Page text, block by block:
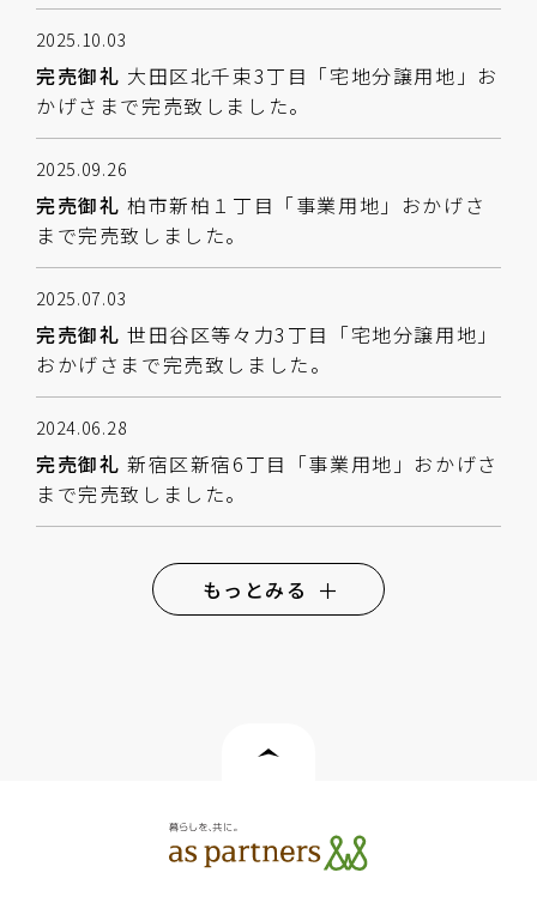
2025.10.03
完売御礼 大田区北千束3丁目「宅地分譲用地」お
かげさまで完売致しました。
2025.09.26
完売御礼 柏市新柏１丁目「事業用地」おかげさ
まで完売致しました。
2025.07.03
完売御礼 世田谷区等々力3丁目「宅地分譲用地」
おかげさまで完売致しました。
2024.06.28
完売御礼 新宿区新宿6丁目「事業用地」おかげさ
まで完売致しました。
もっとみる